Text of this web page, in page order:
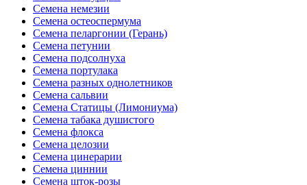
Семена немезии
Семена остеоспермума
Семена пеларгонии (Герань)
Семена петунии
Семена подсолнуха
Семена портулака
Семена разных однолетников
Семена сальвии
Семена Статицы (Лимониума)
Семена табака душистого
Семена флокса
Семена целозии
Семена цинерарии
Семена циннии
Семена шток-розы